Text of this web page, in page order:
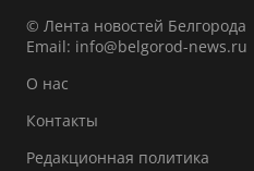
© Лента новостей Белгорода
Email: info@belgorod-news.ru
О нас
Контакты
Редакционная политика